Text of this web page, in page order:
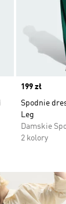
Price
199 zł
Spodnie
Leg
Damskie
2 kolory